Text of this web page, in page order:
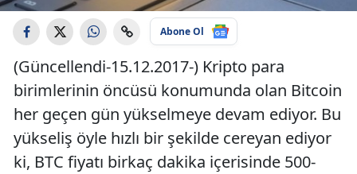
Abone Ol
(Güncellendi-15.12.2017-) Kripto para
birimlerinin öncüsü konumunda olan Bitcoin
her geçen gün yükselmeye devam ediyor. Bu
yükseliş öyle hızlı bir şekilde cereyan ediyor
ki, BTC fiyatı birkaç dakika içerisinde 500-